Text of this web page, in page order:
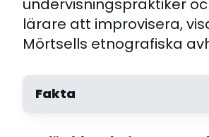
lärare att improvisera,
Mörtsells etnografiska
Fakta